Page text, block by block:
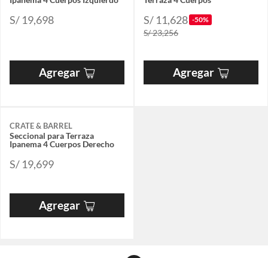
S/ 19,698
Agregar
S/ 11,628 -50%
S/ 23,256
Agregar
CRATE & BARREL
Seccional para Terraza
Ipanema 4 Cuerpos Derecho
S/ 19,699
Agregar